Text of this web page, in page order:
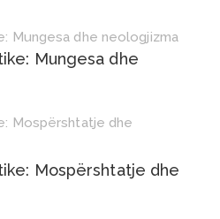
Mungesa dhe
Mospërshtatje dhe